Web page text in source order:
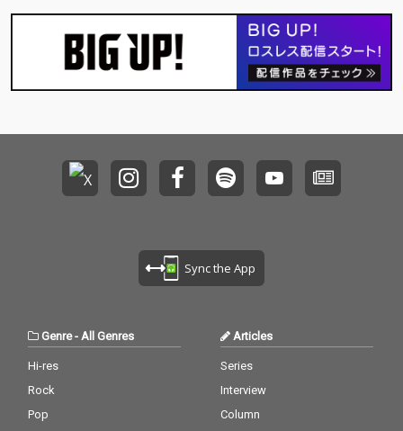
Sync the App
Genre-All Genres
Hi-res
Rock
Pop
Articles
Series
Interview
Column